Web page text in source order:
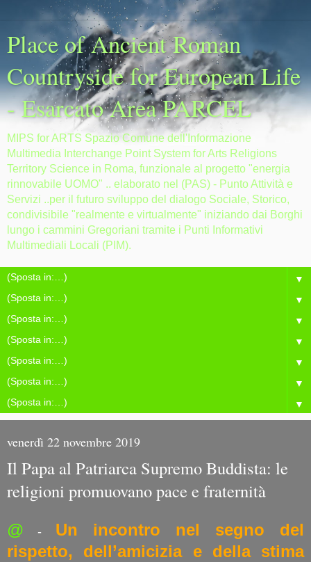
Place of Ancient Roman
Countryside for European Life
- Esarcato Area PARCEL
MIPS for ARTS Spazio Comune dell'Informazione
Multimedia Interchange Point System for Arts Religions
Territory Science in Roma, funzionale al progetto "energia
rinnovabile UOMO" .. elaborato nel (PAS) - Punto Attività e
Servizi ..per il futuro sviluppo del dialogo Sociale, Storico,
condivisibile "realmente e virtualmente" iniziando dai Borghi
lungo i cammini Gregoriani tramite i Punti Informativi
Multimediali Locali (PIM).
▼
▼
▼
▼
▼
▼
▼
venerdì 22 novembre 2019
Il Papa al Patriarca Supremo Buddista: le
religioni promuovano pace e fraternità
@ - Un incontro nel segno del
rispetto, dell’amicizia e della stima